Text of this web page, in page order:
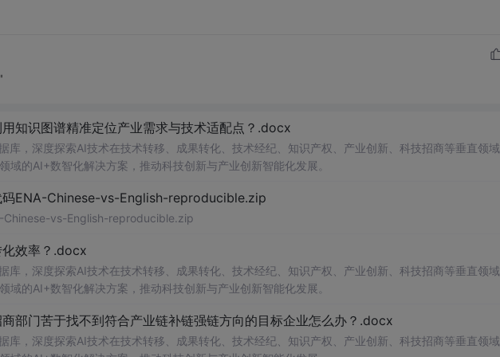
知识图谱精准定位产业需求与技术适配点？.docx
库，深度探索AI技术在技术转移、成果转化、技术经纪、知识产权、产业创新、科技招商等垂直领域
域的AI+数智化解决方案，推动科技创新与产业创新智能化发展。
码ENA-Chinese-vs-English-reproducible.zip
Chinese-vs-English-reproducible.zip
效率？.docx
库，深度探索AI技术在技术转移、成果转化、技术经纪、知识产权、产业创新、科技招商等垂直领域
域的AI+数智化解决方案，推动科技创新与产业创新智能化发展。
部门苦于找不到符合产业链补链强链方向的目标企业怎么办？.docx
库，深度探索AI技术在技术转移、成果转化、技术经纪、知识产权、产业创新、科技招商等垂直领域